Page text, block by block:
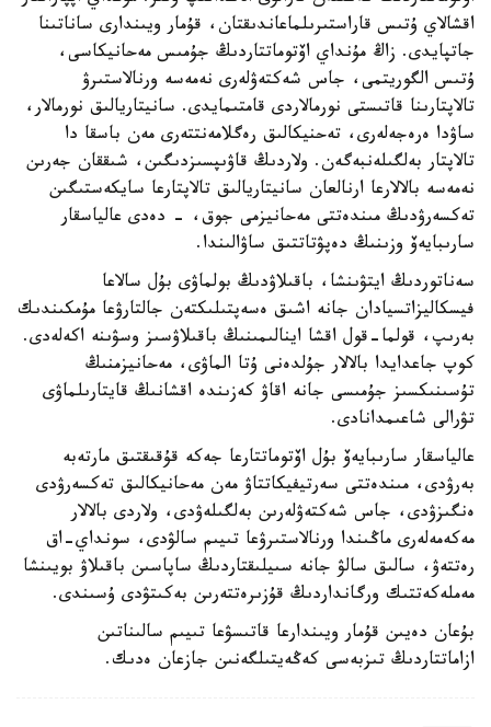
اقشالاي ۇتىس قاراستىرىلماعاندىقتان، قۇمار ويىندارى ساناتىنا
جاتپايدى. زاڭ مۇنداي اۆتوماتتاردىڭ جۇمىس مەحانيكاسى،
ۇتىس الگوريتمى، جاس شەكتەۋلەرى نەمەسە ورنالاستىرۋ
تالاپتارىنا قاتىستى نورمالاردى قامتىمايدى. سانيتاريالىق نورمالار،
ساۋدا ەرەجەلەرى، تەحنيكالىق رەگلامەنتتەرى مەن باسقا دا
تالاپتار بەلگىلەنبەگەن. ولاردىڭ قاۋىپسىزدىگىن، شىققان جەرىن
نەمەسە بالالارعا ارنالعان سانيتاريالىق تالاپتارعا سايكەستىگىن
تەكسەرۋدىڭ مىندەتتى مەحانيزمى جوق، - دەدى عالياسقار
سارىبايەۆ وزىنىڭ دەپۋتاتتىق ساۋالىندا.
سەناتوردىڭ ايتۋىنشا، باقىلاۋدىڭ بولماۋى بۇل سالاعا
فيسكاليزاتسيادان جانە اشىق ەسەپتىلىكتەن جالتارۋعا مۇمكىندىك
بەرىپ، قولما-قول اقشا اينالىمىنىڭ باقىلاۋسىز وسۋىنە اكەلەدى.
كوپ جاعدايدا بالالار جۇلدەنى ۇتا الماۋى، مەحانيزمنىڭ
تۇسىنىكسىز جۇمىسى جانە اقاۋ كەزىندە اقشانىڭ قايتارىلماۋى
تۋرالى شاعىمدانادى.
عالياسقار سارىبايەۆ بۇل اۆتوماتتارعا جەكە قۇقىقتىق مارتەبە
بەرۋدى، مىندەتتى سەرتيفيكاتتاۋ مەن مەحانيكالىق تەكسەرۋدى
ەنگىزۋدى، جاس شەكتەۋلەرىن بەلگىلەۋدى، ولاردى بالالار
مەكەمەلەرى ماڭىندا ورنالاستىرۋعا تىيىم سالۋدى، سونداي-اق
رەتتەۋ، سالىق سالۋ جانە سىيلىقتاردىڭ ساپاسىن باقىلاۋ بويىنشا
مەملەكەتتىك ورگانداردىڭ قۇزىرەتتەرىن بەكىتۋدى ۇسىندى.
بۇعان دەيىن قۇمار ويىندارعا قاتىسۋعا تىيىم سالىناتىن
ازاماتتاردىڭ تىزبەسى كەڭەيتىلگەنىن جازعان ەدىك.